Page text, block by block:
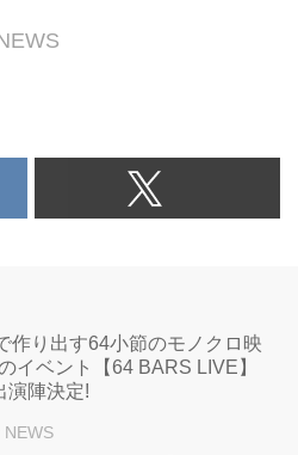
作り出す64小節のモノクロ映
イベント【64 BARS LIVE】
演陣決定!
NEWS